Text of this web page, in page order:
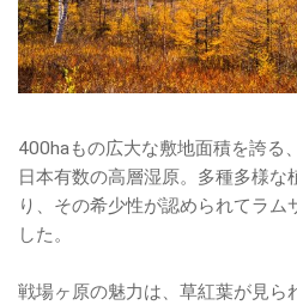
400haもの広大な敷地面積を誇る
日本有数の高層湿原。多種多様な
り、その希少性が認められてラム
した。
戦場ヶ原の魅力は、草紅葉が見ら